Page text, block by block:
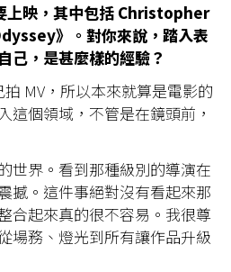
上映，其中包括 Christopher
》。對你來說，踏入表
己，是甚麼樣的經驗？
MV，所以本來就算是電影的
這個領域，不管是在鏡頭前，
世界。看到那種級別的導演在
撼。這件事絕對沒有看起來那
合起來真的很不容易。我很尊
場務、燈光到所有讓作品升級